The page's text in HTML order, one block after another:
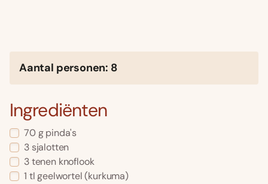
Aantal personen: 8
Ingrediënten
70 g pinda's
3 sjalotten
3 tenen knoflook
1 tl geelwortel (kurkuma)